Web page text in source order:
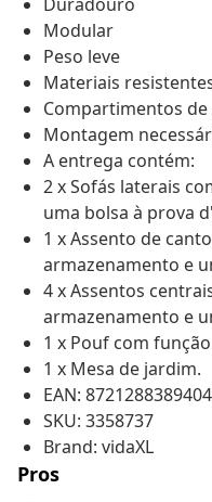
Modular
Peso leve
Materiais
Compartimentos
Montagem
A entrega contém:
2 x Sofás laterais
uma bolsa à prova
1 x Assento de
armazenamento e
4 x Assentos
armazenamento e
1 x Pouf com
1 x Mesa de jardim.
EAN: 8721288389404
SKU: 3358737
Brand: vidaXL
Pros